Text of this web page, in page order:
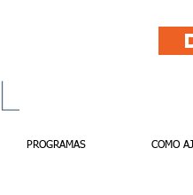
PROGRAMAS COMO